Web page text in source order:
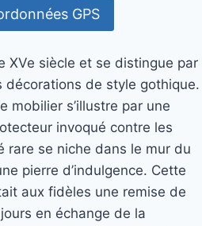
GPS
XVe siècle et se distingue par
décorations de style gothique.
mobilier s’illustre par une
invoqué contre les
rare se niche dans le mur du
pierre d’indulgence. Cette
aux fidèles une remise de
en échange de la